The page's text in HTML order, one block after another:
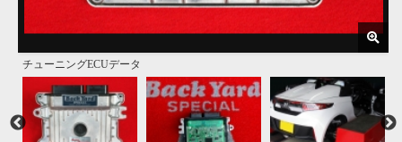
チューニングECUデータ
ECUデータ書き換えタイプ
純正ECUデータ上書きタイプ
スーパーコンピューター